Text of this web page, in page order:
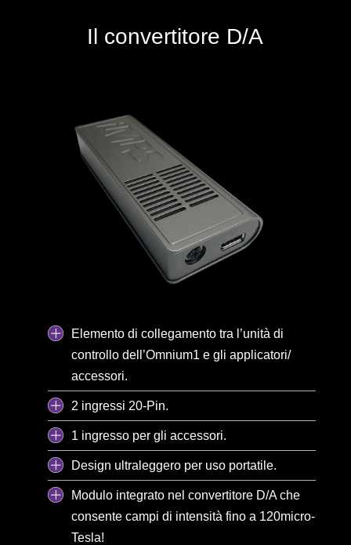
Il convertitore D/A
Elemento di collegamento tra l’unità di
controllo dell’Omnium1 e gli applicatori/
accessori.
2 ingressi 20-Pin.
1 ingresso per gli accessori.
Design ultraleggero per uso portatile.
Modulo integrato nel convertitore D/A che
consente campi di intensità fino a 120micro-
Tesla!